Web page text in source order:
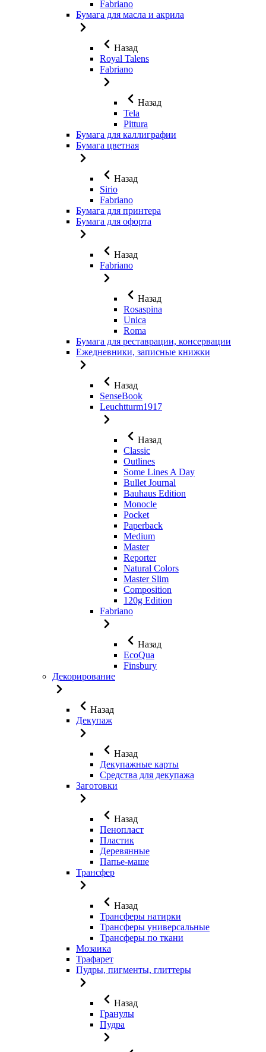
Fabriano
Бумага для масла и акрила
Назад
Royal Talens
Fabriano
Назад
Tela
Pittura
Бумага для каллиграфии
Бумага цветная
Назад
Sirio
Fabriano
Бумага для принтера
Бумага для офорта
Назад
Fabriano
Назад
Rosaspina
Unica
Roma
Бумага для реставрации, консервации
Ежедневники, записные книжки
Назад
SenseBook
Leuchtturm1917
Назад
Classic
Outlines
Some Lines A Day
Bullet Journal
Bauhaus Edition
Monocle
Pocket
Paperback
Medium
Master
Reporter
Natural Colors
Master Slim
Composition
120g Edition
Fabriano
Назад
EcoQua
Finsbury
Декорирование
Назад
Декупаж
Назад
Декупажные карты
Средства для декупажа
Заготовки
Назад
Пенопласт
Пластик
Деревянные
Папье-маше
Трансфер
Назад
Трансферы натирки
Трансферы универсальные
Трансферы по ткани
Мозаика
Трафарет
Пудры, пигменты, глиттеры
Назад
Гранулы
Пудра